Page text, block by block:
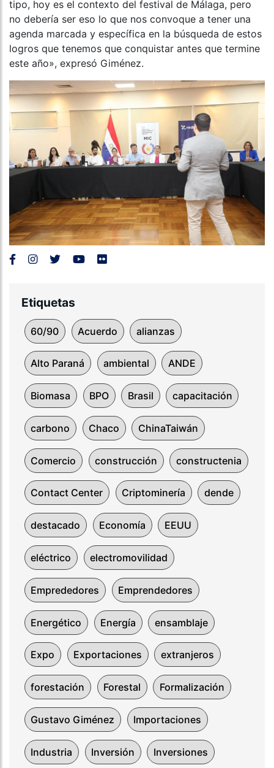
tipo, hoy es el contexto del festival de Málaga, pero
no debería ser eso lo que nos convoque a tener una
agenda marcada y específica en la búsqueda de estos
logros que tenemos que conquistar antes que termine
este año», expresó Giménez.
Etiquetas
60/90 Acuerdo alianzas
Alto Paraná ambiental ANDE
Biomasa BPO Brasil capacitación
carbono Chaco ChinaTaiwán
Comercio construcción constructenia
Contact Center Criptominería dende
destacado Economía EEUU
eléctrico electromovilidad
Emprededores Emprendedores
Energético Energía ensamblaje
Expo Exportaciones extranjeros
forestación Forestal Formalización
Gustavo Giménez Importaciones
Industria Inversión Inversiones